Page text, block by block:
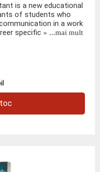
is a new educational
of students who
in a work
specific » ...mai mult